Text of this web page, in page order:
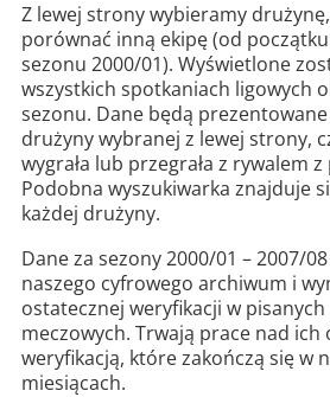
Z lewej strony wybieramy
porównać inną ekipę (od
sezonu 2000/01). Wyświetlone
wszystkich spotkaniach ligowych
sezonu. Dane będą
drużyny wybranej z lewej strony,
wygrała lub przegrała z rywalem
Podobna wyszukiwarka znajduje
każdej drużyny.
Dane za sezony 2000/01 – 2007/
naszego cyfrowego archiwum i
ostatecznej weryfikacji w
meczowych. Trwają prace nad ich
weryfikacją, które zakończą się w
miesiącach.